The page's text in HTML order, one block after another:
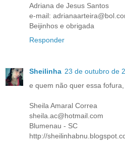
Adriana de Jesus Santos
e-mail:
Beijinhos e obrigada
Responder
Sheilinha 23 de outubro de
e quem não quer essa
Sheila Amaral Correa
sheila.ac@hotmail.com
Blumenau - SC
http://